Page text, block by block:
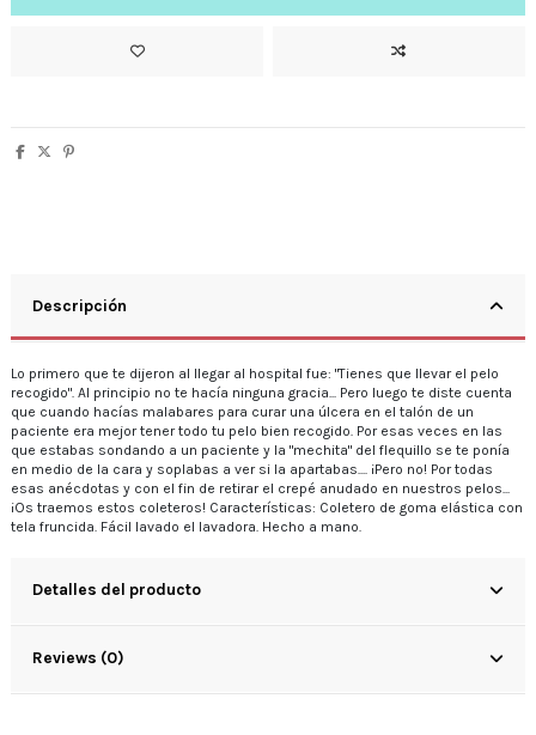
Descripción
Lo primero que te dijeron al llegar al hospital fue: "Tienes que llevar el pelo
recogido". Al principio no te hacía ninguna gracia... Pero luego te diste cuenta
que cuando hacías malabares para curar una úlcera en el talón de un
paciente era mejor tener todo tu pelo bien recogido. Por esas veces en las
que estabas sondando a un paciente y la "mechita" del flequillo se te ponía
en medio de la cara y soplabas a ver si la apartabas.... ¡Pero no! Por todas
esas anécdotas y con el fin de retirar el crepé anudado en nuestros pelos...
¡Os traemos estos coleteros! Características: Coletero de goma elástica con
tela fruncida. Fácil lavado el lavadora. Hecho a mano.
Detalles del producto
Reviews (0)